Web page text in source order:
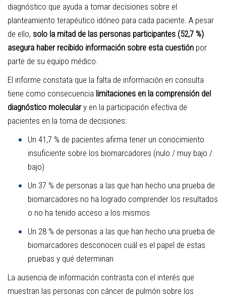
diagnóstico que ayuda a tomar decisiones sobre el
planteamiento terapéutico idóneo para cada paciente. A pesar
de ello, solo la mitad de las personas participantes (52,7 %)
asegura haber recibido información sobre esta cuestión por
parte de su equipo médico.
El informe constata que la falta de información en consulta
tiene como consecuencia limitaciones en la comprensión del
diagnóstico moleculary en la participación efectiva de
pacientes en la toma de decisiones:
Un 41,7 % de pacientes afirma tener un conocimiento
insuficiente sobre los biomarcadores (nulo / muy bajo /
bajo)
Un 37 % de personas a las que han hecho una prueba de
biomarcadores no ha logrado comprender los resultados
o no ha tenido acceso a los mismos
Un 28 % de personas a las que han hecho una prueba de
biomarcadores desconocen cuál es el papel de estas
pruebas y qué determinan
La ausencia de información contrasta con el interés que
muestran las personas con cáncer de pulmón sobre los